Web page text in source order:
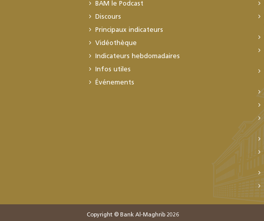
BAM le Podcast
Discours
Principaux indicateurs
Vidéothèque
Indicateurs hebdomadaires
Infos utiles
Événements
Copyright © Bank Al-Maghrib 2026